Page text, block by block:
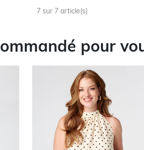
7 sur 7 article(s)
pour